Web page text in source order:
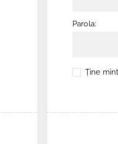
Parola:
Ţine